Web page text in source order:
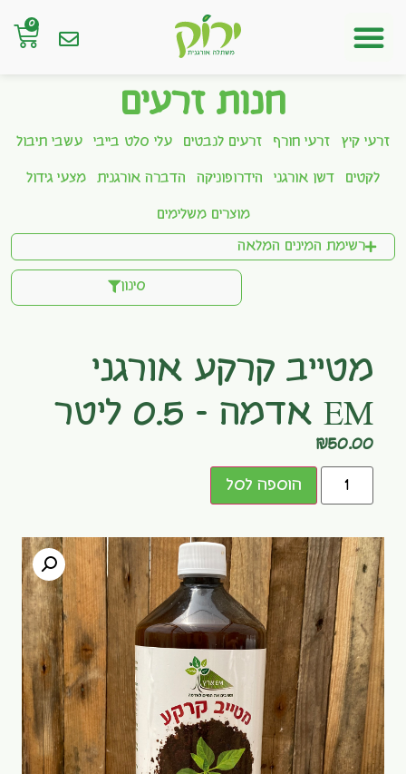
0
חנות זרעים
זרעי קיץ זרעי חורף זרעים לנבטים עלי סלט בייבי עשבי תיבול
לקטים דשן אורגני הידרופוניקה הדברה אורגנית מצעי גידול
מוצרים משלימים
רשימת המינים המלאה
סינון
מטייב קרקע אורגני
EM אדמה – 0.5 ליטר
₪50.00
הוספה לסל